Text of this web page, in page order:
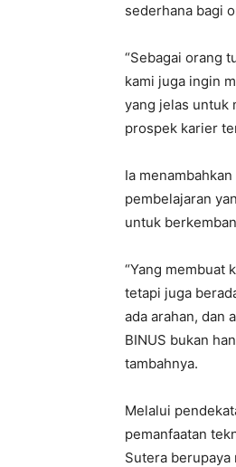
sederhana bagi
“Sebagai orang
kami juga ingin
yang jelas untuk
prospek karier
Ia
pembelajaran
untuk
“Yang membuat
tetapi juga
ada arahan, dan
BINUS bukan
tambahnya.
Melalui
pemanfaatan
Sutera